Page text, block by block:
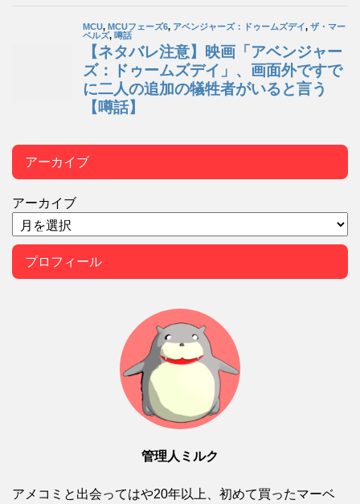
アーカイブ
アーカイブ
プロフィール
管理人ミルク
アメコミと出会ってはや20年以上、初めて買ったマーベ